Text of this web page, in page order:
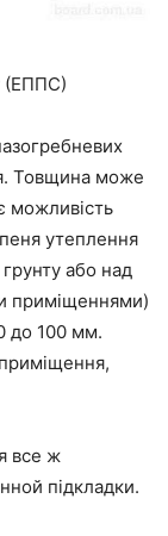
(ЕППС)
Товщина може
можливість
утеплення
або над
приміщеннями)
до 100 мм.
все ж
підкладки.